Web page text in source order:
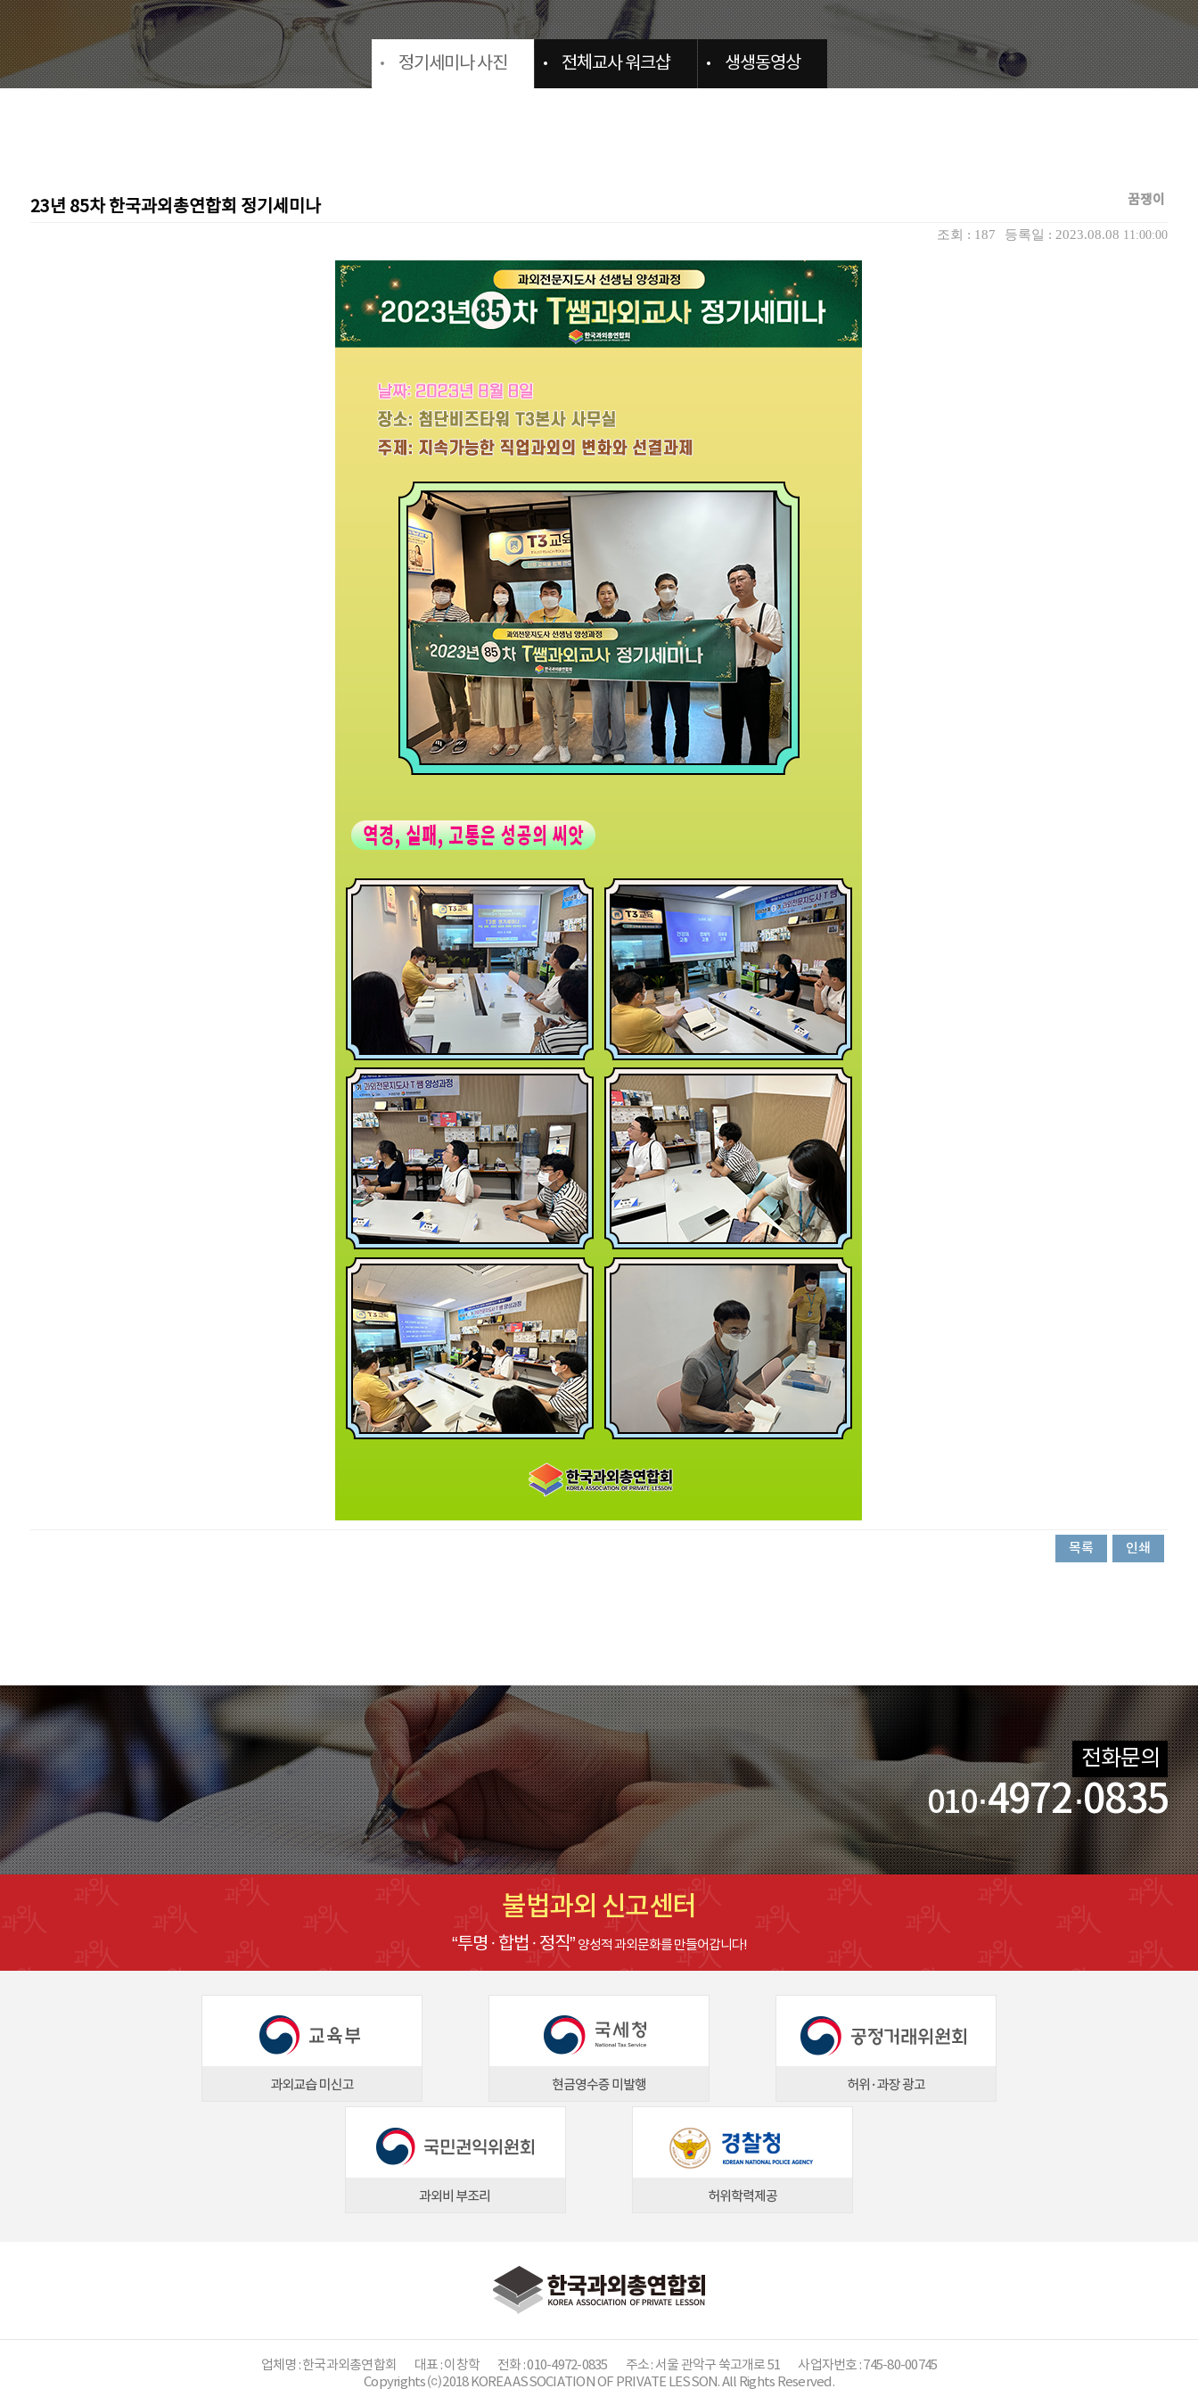
정기세미나 사진 전체교사 워크샵 생생동영상
23년 85차 한국과외총연합회 정기세미나 꿈쟁이
등록일 : 2023.08.08 11:00:00
조회 : 187
목록 인쇄
전화문의
010·4972·0835
불법과외 신고센터
“투명 · 합법 · 정직” 양성적 과외문화를 만들어갑니다!
업체명 : 한국과외총연합회 대표 : 이창학 전화 : 010-4972-0835 주소 : 서울 관악구 쑥고개로 51
사업자번호 : 745-80-00745
Copyrights ⒞ 2018 KOREA ASSOCIATION OF PRIVATE LESSON. All Rights Reserved.